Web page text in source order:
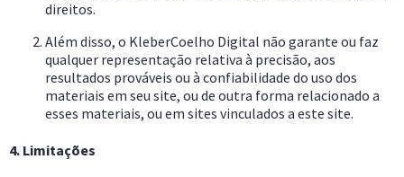
direitos.
Além disso, o KleberCoelho Digital não garante ou faz
qualquer representação relativa à precisão, aos
resultados prováveis ou à confiabilidade do uso dos
materiais em seu site, ou de outra forma relacionado a
esses materiais, ou em sites vinculados a este site.
4. Limitações